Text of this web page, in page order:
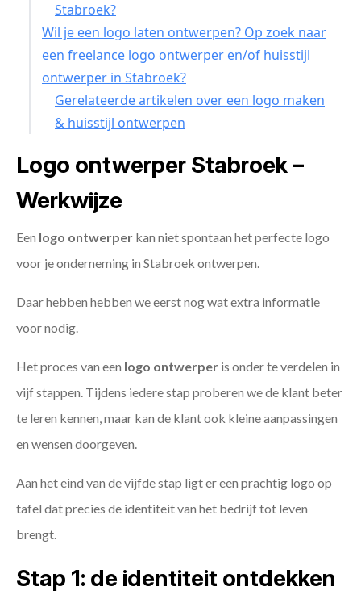
Stabroek?
Wil je een logo laten ontwerpen? Op zoek naar
een freelance logo ontwerper en/of huisstijl
ontwerper in Stabroek?
Gerelateerde artikelen over een logo maken
& huisstijl ontwerpen
Logo ontwerper Stabroek –
Werkwijze
Een logo ontwerper kan niet spontaan het perfecte logo
voor je onderneming in Stabroek ontwerpen.
Daar hebben hebben we eerst nog wat extra informatie
voor nodig.
Het proces van een logo ontwerper is onder te verdelen in
vijf stappen. Tijdens iedere stap proberen we de klant beter
te leren kennen, maar kan de klant ook kleine aanpassingen
en wensen doorgeven.
Aan het eind van de vijfde stap ligt er een prachtig logo op
tafel dat precies de identiteit van het bedrijf tot leven
brengt.
Stap 1: de identiteit ontdekken